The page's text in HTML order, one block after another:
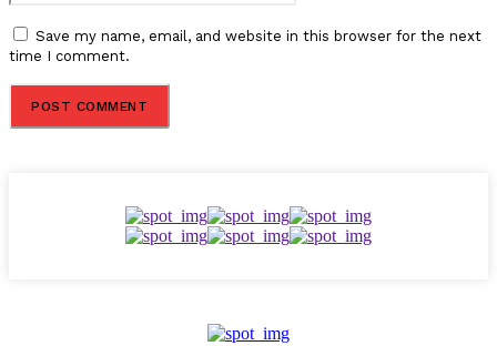
Save my name, email, and website in this browser for the next
time I comment.